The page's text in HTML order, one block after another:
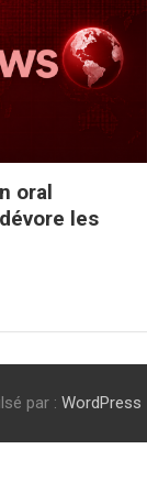
oral
les
par : WordPress